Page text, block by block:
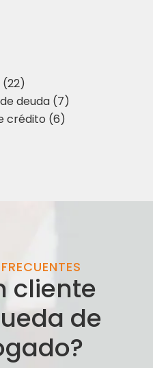
(22)
deuda (7)
crédito (6)
cliente
de